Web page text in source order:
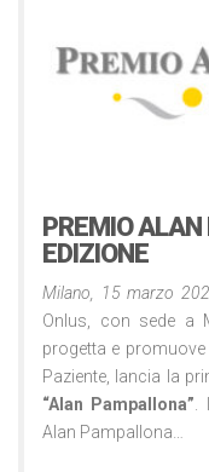
PREMIO
EDIZIONE
Milano, 15 marzo
Onlus, con sede a
progetta e
Paziente, lancia la
“Alan Pampallona”
Alan Pampallona…